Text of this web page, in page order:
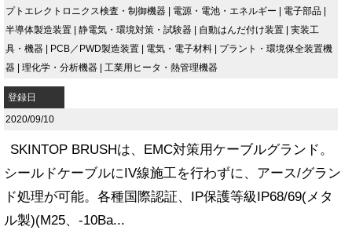
プトエレクトロニクス検査・制御機器 | 電源・電池・エネルギー | 電子部品 |
半導体製造装置 | 静電気・環境対策・試験器 | 自動はんだ付け装置 | 実装工
具・機器 | PCB／PWD製造装置 | 電気・電子材料 | プラント・環境保全装置機
器 | 理化学・分析機器 | 工業用ヒータ・熱管理機器
登録日
2020/09/10
SKINTOP BRUSHは、EMC対策用ケーブルグランド。
シールドケーブルにIV線施工を行わずに、アース/グラン
ド処理が可能。各種国際認証、IP保護等級IP68/69(メタ
ル製)(M25、-10Ba...